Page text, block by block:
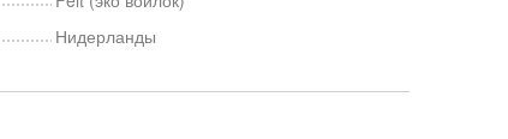
Нидерланды